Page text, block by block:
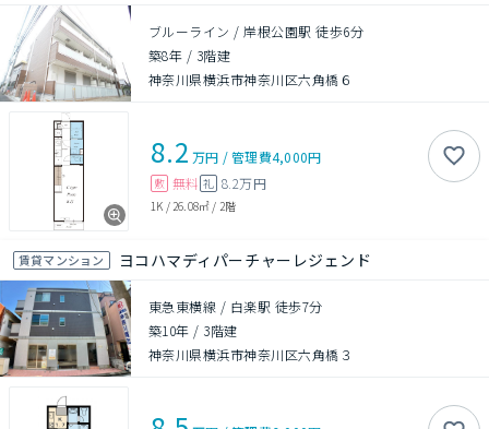
ブルーライン / 岸根公園駅 徒歩6分
築8年 / 3階建
神奈川県横浜市神奈川区六角橋６
8.2 万円 /管理費4,000円
敷 無料 礼 8.2万円
1K / 26.08㎡ / 2階
賃貸マンション ヨコハマディパーチャーレジェンド
東急東横線 / 白楽駅 徒歩7分
築10年 / 3階建
神奈川県横浜市神奈川区六角橋３